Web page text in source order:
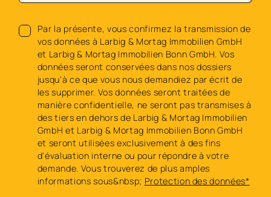
Par la présente, vous confirmez la transmission de
vos données à Larbig & Mortag Immobilien GmbH
et Larbig & Mortag Immobilien Bonn GmbH. Vos
données seront conservées dans nos dossiers
jusqu'à ce que vous nous demandiez par écrit de
les supprimer. Vos données seront traitées de
manière confidentielle, ne seront pas transmises à
des tiers en dehors de Larbig & Mortag Immobilien
GmbH et Larbig & Mortag Immobilien Bonn GmbH
et seront utilisées exclusivement à des fins
d'évaluation interne ou pour répondre à votre
demande. Vous trouverez de plus amples
informations sous&nbsp; Protection des données*